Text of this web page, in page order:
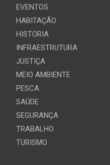
EVENTOS
HABITAÇÃO
HISTORIA
INFRAESTRUTURA
JUSTIÇA
MEIO AMBIENTE
PESCA
SAÚDE
SEGURANÇA
TRABALHO
TURISMO